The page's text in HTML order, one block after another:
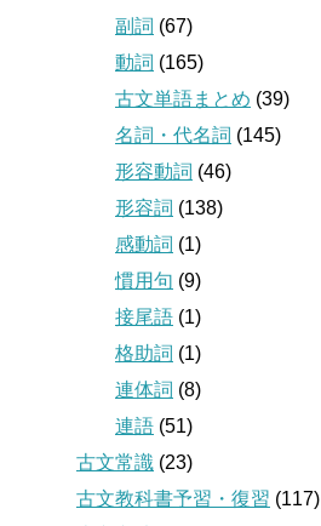
副詞 (67)
動詞 (165)
古文単語まとめ (39)
名詞・代名詞 (145)
形容動詞 (46)
形容詞 (138)
感動詞 (1)
慣用句 (9)
接尾語 (1)
格助詞 (1)
連体詞 (8)
連語 (51)
古文常識 (23)
古文教科書予習・復習 (117)